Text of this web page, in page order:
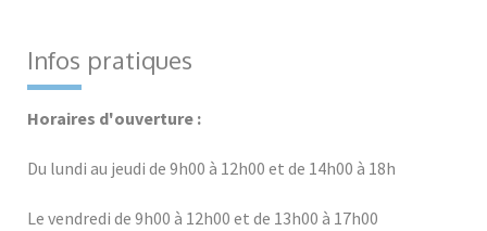
Infos pratiques
Horaires d'ouverture :
Du lundi au jeudi de 9h00 à 12h00 et de 14h00 à 18h
Le vendredi de 9h00 à 12h00 et de 13h00 à 17h00